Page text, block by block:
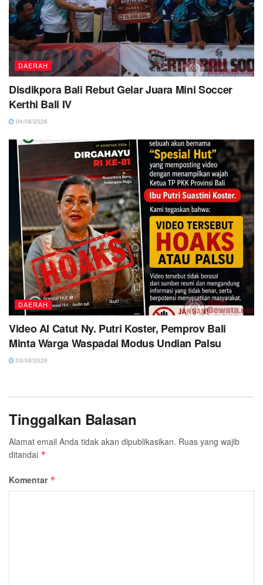
DAERAH
Disdikpora Bali Rebut Gelar Juara Mini Soccer
Kerthi Bali IV
04/08/2026
DAERAH
Video AI Catut Ny. Putri Koster, Pemprov Bali
Minta Warga Waspadai Modus Undian Palsu
03/08/2026
Tinggalkan Balasan
Alamat email Anda tidak akan dipublikasikan. Ruas yang wajib
ditandai *
Komentar *